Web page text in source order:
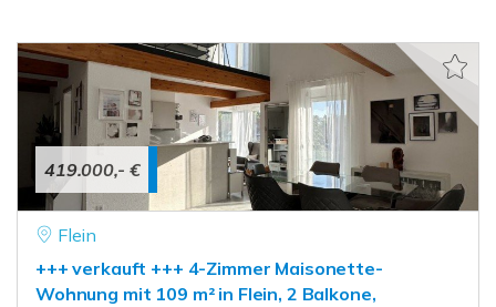
419.000,- €
Flein
+++ verkauft +++ 4-Zimmer Maisonette-
Wohnung mit 109 m² in Flein, 2 Balkone,